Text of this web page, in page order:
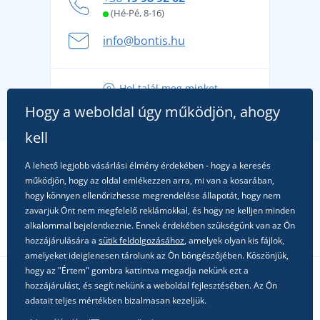
kényelmesen és biztonságosan
A nyári kaland a csomagolással kezdődik - készüljön
fel a gondtalan nyaralásra
alkalomra!
(Hé-Pé, 8-16)
info@bontis.hu
Hol talál meg minket
Kövessen minket a közösségi hálózatokon
Hogy a weboldal úgy működjön, ahogy
kell
A lehető legjobb vásárlási élmény érdekében - hogy a keresés
működjön, hogy az oldal emlékezzen arra, mi van a kosarában,
hogy könnyen ellenőrizhesse megrendelése állapotát, hogy nem
zavarjuk Önt nem megfelelő reklámokkal, és hogy ne kelljen minden
alkalommal bejelentkeznie. Ennek érdekében szükségünk van az Ön
hozzájárulására a sütik feldolgozásához, amelyek olyan kis fájlok,
amelyeket ideiglenesen tárolunk az Ön böngészőjében. Köszönjük,
hogy az "Értem" gombra kattintva megadja nekünk ezt a
hozzájárulást, és segít nekünk a weboldal fejlesztésében. Az Ön
adatait teljes mértékben bizalmasan kezeljük.